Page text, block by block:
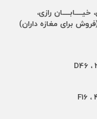
رازی،
ساختمان 26 - طبقه 5 - واحد 502 (فروش برای مغازه داران)